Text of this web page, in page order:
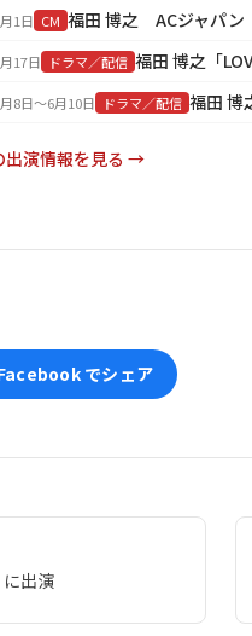
1日 CM
17日 ドラマ／配信 福田 博之「
8日〜6月10日 ドラマ／配信 福田 博
出演情報を見る →
でシェア
出演